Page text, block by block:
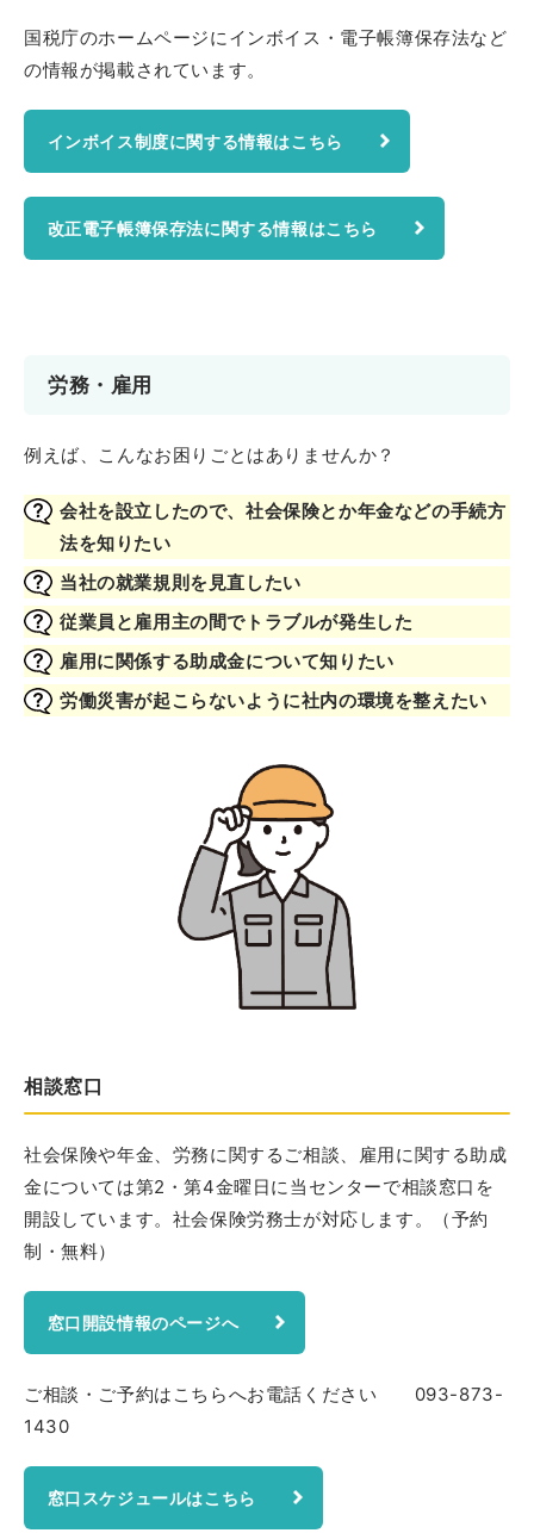
国税庁のホームページにインボイス・電子帳簿保存法など
の情報が掲載されています。
インボイス制度に関する情報はこちら
改正電子帳簿保存法に関する情報はこちら
労務・雇用
例えば、こんなお困りごとはありませんか？
会社を設立したので、社会保険とか年金などの手続方
法を知りたい
当社の就業規則を見直したい
従業員と雇用主の間でトラブルが発生した
雇用に関係する助成金について知りたい
労働災害が起こらないように社内の環境を整えたい
相談窓口
社会保険や年金、労務に関するご相談、雇用に関する助成
金については第2・第4金曜日に当センターで相談窓口を
開設しています。社会保険労務士が対応します。（予約
制・無料）
窓口開設情報のページへ
ご相談・ご予約はこちらへお電話ください 093-873-
1430
窓口スケジュールはこちら